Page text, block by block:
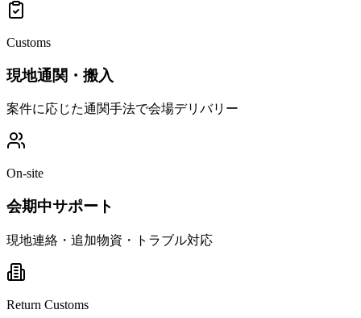
Customs
現地通関・搬入
案件に応じた通関手法で会場デリバリー
On-site
会期中サポート
現地連絡・追加物資・トラブル対応
Return Customs